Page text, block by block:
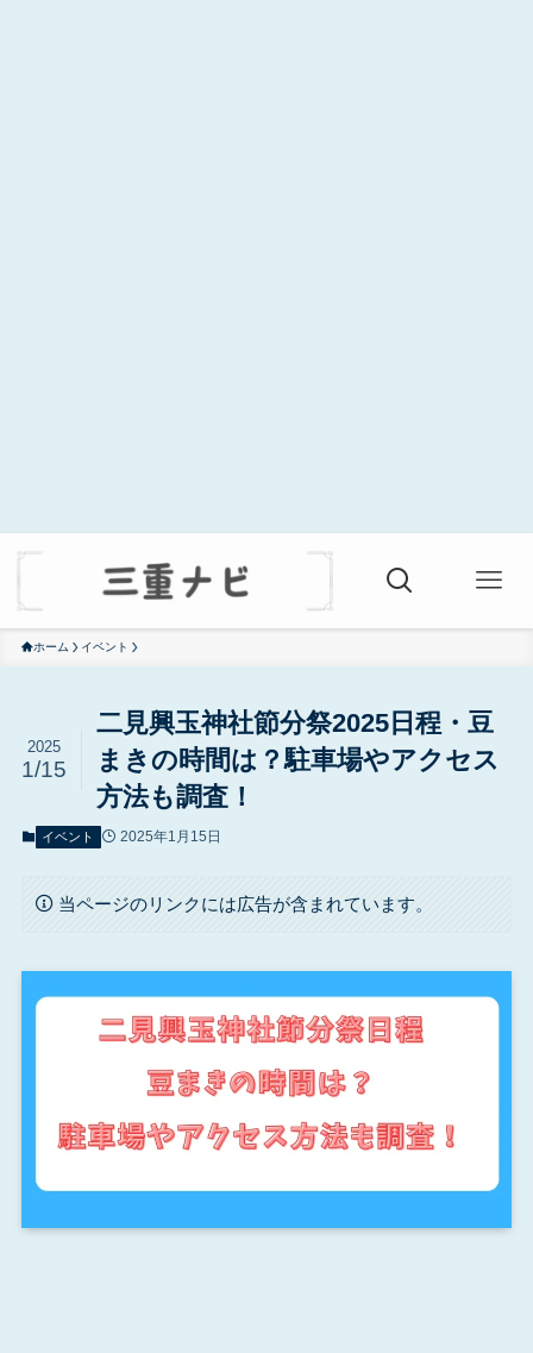
ホーム イベント
二見興玉神社節分祭2025日程・豆
まきの時間は？駐車場やアクセス
方法も調査！
2025
1/15
イベント 2025年1月15日
当ページのリンクには広告が含まれています。